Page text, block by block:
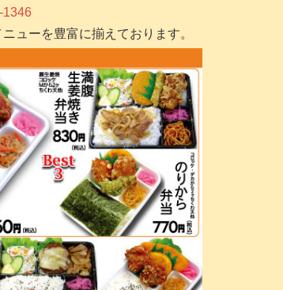
1346
ューを豊富に揃えております。